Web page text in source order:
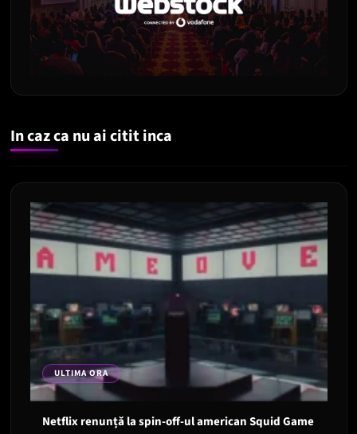
In caz ca nu ai citit inca
ULTIMA ORA
Netflix renunță la spin-off-ul american Squid Game